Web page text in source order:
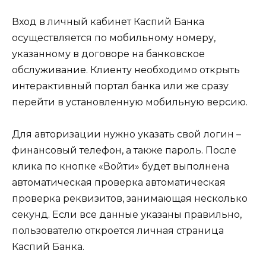
Вход в личный кабинет Каспий Банка
осуществляется по мобильному номеру,
указанному в договоре на банковское
обслуживание. Клиенту необходимо открыть
интерактивный портал банка или же сразу
перейти в установленную мобильную версию.
Для авторизации нужно указать свой логин –
финансовый телефон, а также пароль. После
клика по кнопке «Войти» будет выполнена
автоматическая проверка автоматическая
проверка реквизитов, занимающая несколько
секунд. Если все данные указаны правильно,
пользователю откроется личная страница
Каспий Банка.